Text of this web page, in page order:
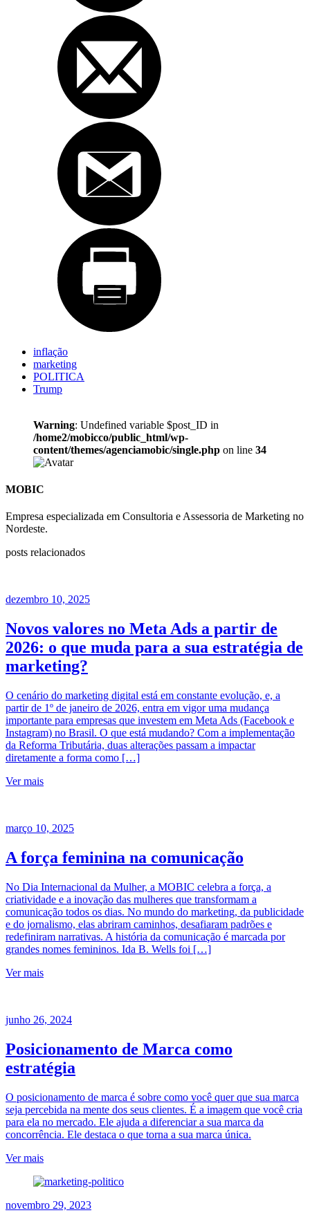
inflação
marketing
POLITICA
Trump
Warning: Undefined variable $post_ID in
/home2/mobicco/public_html/wp-
content/themes/agenciamobic/single.php on line 34
MOBIC
Empresa especializada em Consultoria e Assessoria de Marketing no
Nordeste.
posts relacionados
dezembro 10, 2025
Novos valores no Meta Ads a partir de
2026: o que muda para a sua estratégia de
marketing?
O cenário do marketing digital está em constante evolução, e, a
partir de 1º de janeiro de 2026, entra em vigor uma mudança
importante para empresas que investem em Meta Ads (Facebook e
Instagram) no Brasil. O que está mudando? Com a implementação
da Reforma Tributária, duas alterações passam a impactar
diretamente a forma como […]
Ver mais
março 10, 2025
A força feminina na comunicação
No Dia Internacional da Mulher, a MOBIC celebra a força, a
criatividade e a inovação das mulheres que transformam a
comunicação todos os dias. No mundo do marketing, da publicidade
e do jornalismo, elas abriram caminhos, desafiaram padrões e
redefiniram narrativas. A história da comunicação é marcada por
grandes nomes femininos. Ida B. Wells foi […]
Ver mais
junho 26, 2024
Posicionamento de Marca como
estratégia
O posicionamento de marca é sobre como você quer que sua marca
seja percebida na mente dos seus clientes. É a imagem que você cria
para ela no mercado. Ele ajuda a diferenciar a sua marca da
concorrência. Ele destaca o que torna a sua marca única.
Ver mais
novembro 29, 2023